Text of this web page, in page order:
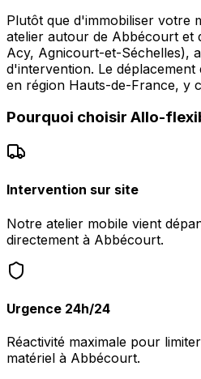
Plutôt que d'immobiliser votre
atelier autour de Abbécourt et
Acy, Agnicourt-et-Séchelles),
d'intervention. Le
en région Hauts-de-France, y
Pourquoi choisir Allo-
Intervention sur site
Notre atelier mobile vient
directement à Abbécourt.
Urgence 24h/24
Réactivité maximale pour
matériel à Abbécourt.